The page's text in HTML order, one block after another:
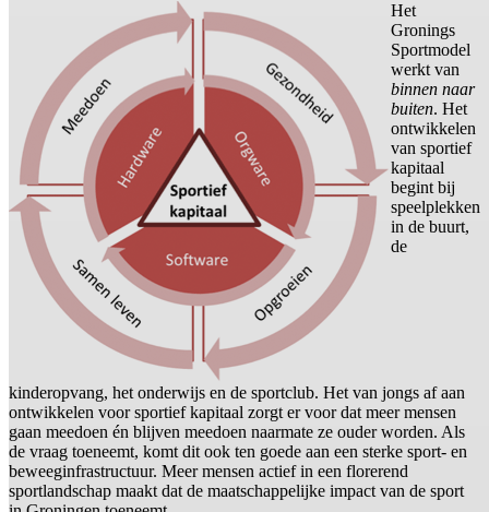
Het
Gronings
Sportmodel
werkt van
binnen naar
buiten. Het
ontwikkelen
van sportief
kapitaal
begint bij
speelplekken
in de buurt,
de
kinderopvang, het onderwijs en de sportclub. Het van jongs af aan
ontwikkelen voor sportief kapitaal zorgt er voor dat meer mensen
gaan meedoen én blijven meedoen naarmate ze ouder worden. Als
de vraag toeneemt, komt dit ook ten goede aan een sterke sport- en
beweeginfrastructuur. Meer mensen actief in een florerend
sportlandschap maakt dat de maatschappelijke impact van de sport